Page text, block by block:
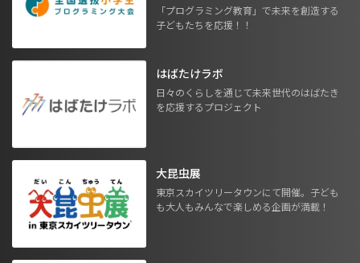
「プログラミング教育」で未来を創造する
子どもたちを応援！！
はばたけラボ
日々のくらしを通じて未来世代のはばたき
を応援するプロジェクト
大昆虫展
東京スカイツリータウンにて開催。子ども
も大人もみんなで楽しめる企画が満載！